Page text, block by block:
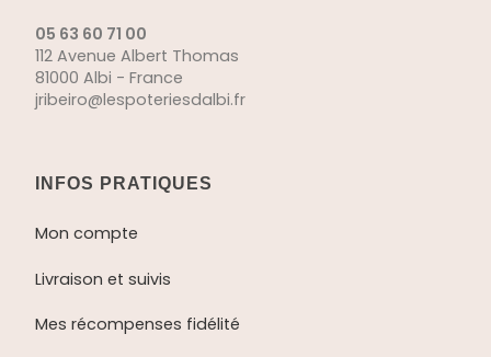
05 63 60 71 00
112 Avenue Albert Thomas
81000 Albi - France
jribeiro@lespoteriesdalbi.fr
INFOS PRATIQUES
Mon compte
Livraison et suivis
Mes récompenses fidélité